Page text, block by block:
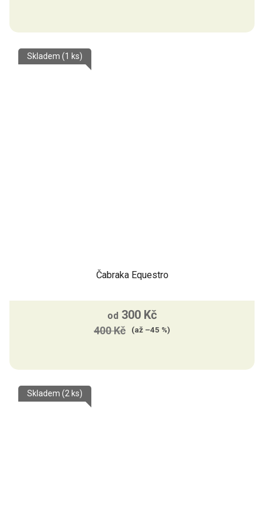
Čabraka Equestro
Skladem (1 ks)
od 300 Kč
400 Kč (až –45 %)
Skladem (2 ks)